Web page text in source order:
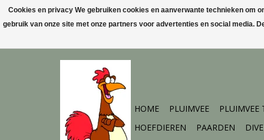
HOME PLUIMVEE PLUIMVEE
HOEFDIEREN
PAARDEN
Cookies en privacy We gebruiken cookies en aanverwante technieken om
gebruik van onze site met onze partners voor advertenties en social media.